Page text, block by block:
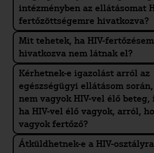
intézményben az ellátásomat
fertőzöttségemre hivatkozva?
Mit tehetek, ha HIV-
hivatkozva nem látnak el?
Kérhetnek-e igazolást arról az
egészségügyi ellátásom
nem vagyok HIV-vel élő
ha HIV-vel élő vagyok, arról,
vagyok fertőző?
Átküldhetnek-e a HIV-